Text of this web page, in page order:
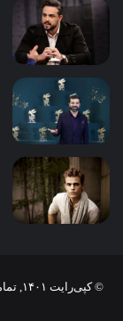
© کپی‌رایت ۱۴۰۱, تمامی حقوق وب سایت متعلق به کاشمر سلام می باشد |